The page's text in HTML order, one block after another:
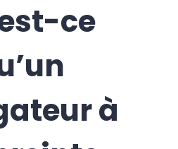
ce
à